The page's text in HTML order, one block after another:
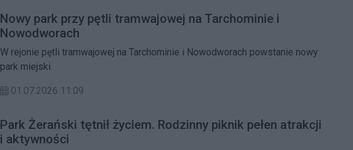
Nowy park przy pętli tramwajowej na Tarchominie i
Nowodworach
W rejonie pętli tramwajowej na Tarchominie i Nowodworach powstanie nowy
park miejski.
01.07.2026 11:09
Park Żerański tętnił życiem. Rodzinny piknik pełen atrakcji
i aktywności